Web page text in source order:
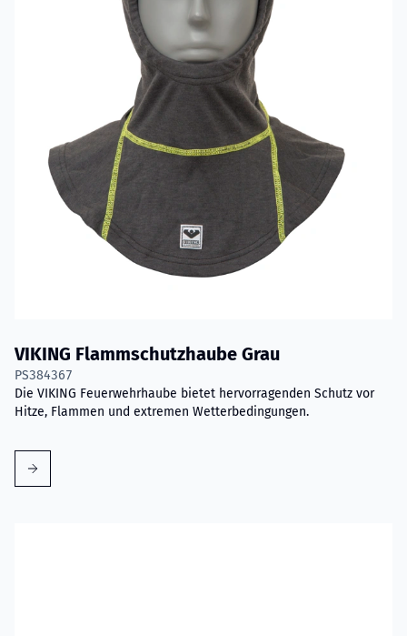
VIKING Flammschutzhaube Grau
PS384367
Die VIKING Feuerwehrhaube bietet hervorragenden Schutz vor
Hitze, Flammen und extremen Wetterbedingungen.